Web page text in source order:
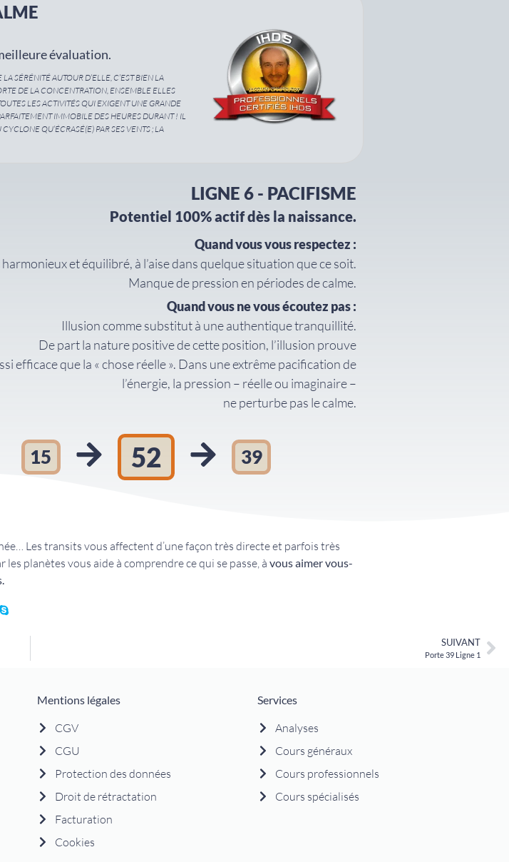
évaluation.
SÉRÉNITÉ AUTOUR D’ELLE, C’EST BIEN LA
DE LA CONCENTRATION, ENSEMBLE ELLES
LES ACTIVITÉS QUI EXIGENT UNE GRANDE
IMMOBILE DES HEURES DURANT ! IL
QU’ÉCRASÉ(E) PAR SES VENTS ; LA
LIGNE 6 - PACIFISME
Potentiel 100% actif dès la naissance.
Quand vous vous respectez :
et équilibré, à l’aise dans quelque situation que ce soit.
Manque de pression en périodes de calme.
Quand vous ne vous écoutez pas :
Illusion comme substitut à une authentique tranquillité.
De part la nature positive de cette position, l’illusion prouve
efficace que la « chose réelle ». Dans une extrême pacification de
l’énergie, la pression – réelle ou imaginaire –
ne perturbe pas le calme.
15 52 39
Les transits vous affectent d’une façon très directe et parfois très
planètes vous aide à comprendre ce qui se passe, à vous aimer vous-
SUIVANT
Porte 39 Ligne 1
Mentions légales
CGV
CGU
Protection des données
Droit de rétractation
Facturation
Cookies
Services
Analyses
Cours généraux
Cours professionnels
Cours spécialisés